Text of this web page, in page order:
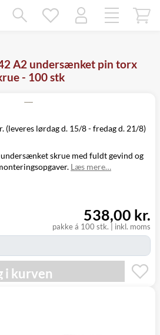
A2 undersænket pin torx
- 100 stk
(leveres lørdag d. 15/8 - fredag d. 21/8)
Leveres
Lørdag d. 15/8
- fredag d. 21/8
Fredag d. 14/8
torsdag d. 20/8
skrue med fuldt gevind og
Læs mere…
pakke á 100 stk. inkl. moms
538,00 kr.
i kurven